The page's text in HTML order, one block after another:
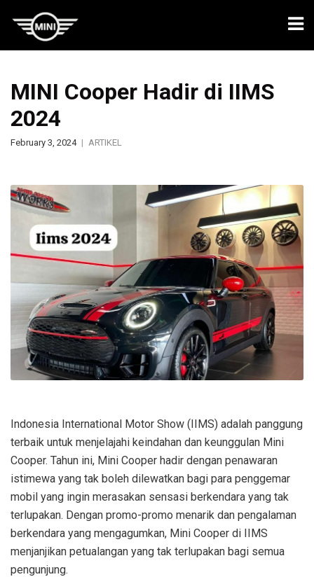
MINI Cooper Hadir di IIMS
2024
February 3, 2024 ARTIKEL
Indonesia International Motor Show (IIMS) adalah panggung
terbaik untuk menjelajahi keindahan dan keunggulan Mini
Cooper. Tahun ini, Mini Cooper hadir dengan penawaran
istimewa yang tak boleh dilewatkan bagi para penggemar
mobil yang ingin merasakan sensasi berkendara yang tak
terlupakan. Dengan promo-promo menarik dan pengalaman
berkendara yang mengagumkan, Mini Cooper di IIMS
menjanjikan petualangan yang tak terlupakan bagi semua
pengunjung.